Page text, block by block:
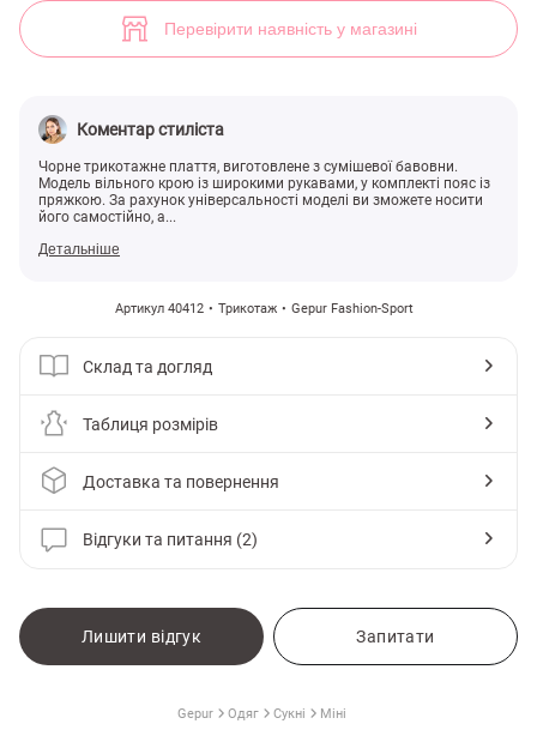
Перевірити наявність у магазині
Коментар стиліста
Чорне трикотажне плаття, виготовлене з сумішевої бавовни.
Модель вільного крою із широкими рукавами, у комплекті пояс із
пряжкою. За рахунок універсальності моделі ви зможете носити
його самостійно, а...
Детальніше
Артикул 40412 Трикотаж Gepur Fashion-Sport
Склад та догляд
Таблиця розмірів
Доставка та повернення
Відгуки та питання (2)
Лишити відгук Запитати
Gepur Одяг Сукні Міні
Чорна сукня з поясом (арт. 40412) ♡ інтернет-магазин Gepur